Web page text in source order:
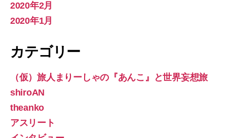
2020年2月
2020年1月
カテゴリー
（仮）旅人まりーしゃの『あんこ』と世界妄想旅
shiroAN
theanko
アスリート